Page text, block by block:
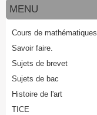
MENU
Cours de mathématiques
Savoir faire.
Sujets de brevet
Sujets de bac
Histoire de l'art
TICE